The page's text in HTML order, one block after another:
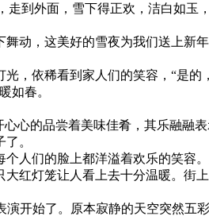
到外面，雪下得正欢，洁白如玉
，这美好的雪夜为我们送上新
，依稀看到家人们的笑容，“是的
如春。
的品尝着美味佳肴，其乐融融
。
人们的脸上都洋溢着欢乐的笑容
红灯笼让人看上去十分温暖。街
开始了。原本寂静的天空突然五